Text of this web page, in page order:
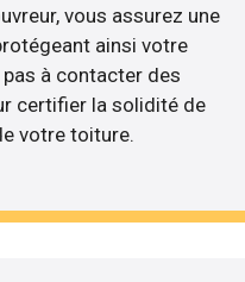
vous assurez une
ainsi votre
à contacter des
certifier la solidité de
votre toiture.